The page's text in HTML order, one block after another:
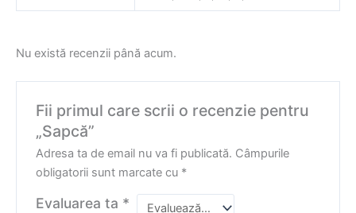
Nu există recenzii până acum.
Fii primul care scrii o recenzie pentru
„Sapcă”
Adresa ta de email nu va fi publicată. Câmpurile
obligatorii sunt marcate cu *
Evaluarea ta *